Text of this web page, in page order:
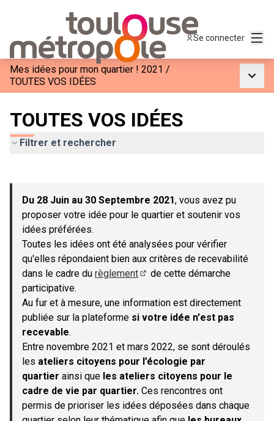
Se connecter
Mes idées pour mon quartier ! 2021 /
TOUTES VOS IDÉES
TOUTES VOS IDÉES
Filtrer et rechercher
−
Du 28 Juin au 30 Septembre 2021, vous avez pu
proposer votre idée pour le quartier et soutenir vos
idées préférées.
Toutes les idées ont été analysées pour vérifier
qu'elles répondaient bien aux critères de recevabilité
dans le cadre du règlement
de cette démarche
participative.
Au fur et à mesure, une information est directement
publiée sur la plateforme si votre idée n'est pas
recevable.
Entre novembre 2021 et mars 2022, se sont déroulés
les ateliers citoyens pour l’écologie par
quartier ainsi que les ateliers citoyens pour le
cadre de vie par quartier. Ces rencontres ont
permis de prioriser les idées déposées dans chaque